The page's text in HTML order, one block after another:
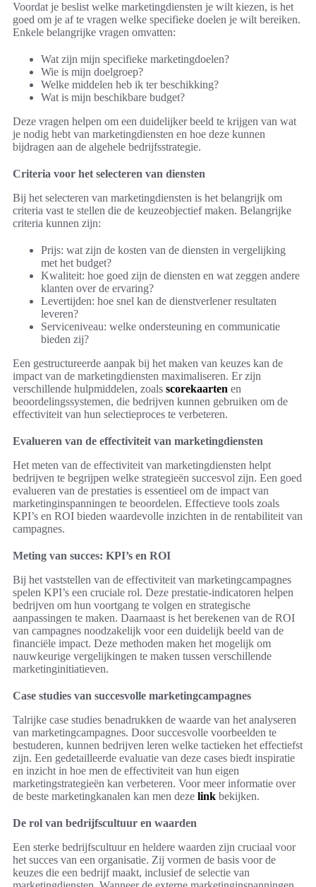
Voordat je beslist welke marketingdiensten je wilt kiezen, is het
goed om je af te vragen welke specifieke doelen je wilt bereiken.
Enkele belangrijke vragen omvatten:
Wat zijn mijn specifieke marketingdoelen?
Wie is mijn doelgroep?
Welke middelen heb ik ter beschikking?
Wat is mijn beschikbare budget?
Deze vragen helpen om een duidelijker beeld te krijgen van wat
je nodig hebt van marketingdiensten en hoe deze kunnen
bijdragen aan de algehele bedrijfsstrategie.
Criteria voor het selecteren van diensten
Bij het selecteren van marketingdiensten is het belangrijk om
criteria vast te stellen die de keuzeobjectief maken. Belangrijke
criteria kunnen zijn:
Prijs: wat zijn de kosten van de diensten in vergelijking
met het budget?
Kwaliteit: hoe goed zijn de diensten en wat zeggen andere
klanten over de ervaring?
Levertijden: hoe snel kan de dienstverlener resultaten
leveren?
Serviceniveau: welke ondersteuning en communicatie
bieden zij?
Een gestructureerde aanpak bij het maken van keuzes kan de
impact van de marketingdiensten maximaliseren. Er zijn
verschillende hulpmiddelen, zoals scorekaarten en
beoordelingssystemen, die bedrijven kunnen gebruiken om de
effectiviteit van hun selectieproces te verbeteren.
Evalueren van de effectiviteit van marketingdiensten
Het meten van de effectiviteit van marketingdiensten helpt
bedrijven te begrijpen welke strategieën succesvol zijn. Een goed
evalueren van de prestaties is essentieel om de impact van
marketinginspanningen te beoordelen. Effectieve tools zoals
KPI’s en ROI bieden waardevolle inzichten in de rentabiliteit van
campagnes.
Meting van succes: KPI’s en ROI
Bij het vaststellen van de effectiviteit van marketingcampagnes
spelen KPI’s een cruciale rol. Deze prestatie-indicatoren helpen
bedrijven om hun voortgang te volgen en strategische
aanpassingen te maken. Daarnaast is het berekenen van de ROI
van campagnes noodzakelijk voor een duidelijk beeld van de
financiële impact. Deze methoden maken het mogelijk om
nauwkeurige vergelijkingen te maken tussen verschillende
marketinginitiatieven.
Case studies van succesvolle marketingcampagnes
Talrijke case studies benadrukken de waarde van het analyseren
van marketingcampagnes. Door succesvolle voorbeelden te
bestuderen, kunnen bedrijven leren welke tactieken het effectiefst
zijn. Een gedetailleerde evaluatie van deze cases biedt inspiratie
en inzicht in hoe men de effectiviteit van hun eigen
marketingstrategieën kan verbeteren. Voor meer informatie over
de beste marketingkanalen kan men deze link bekijken.
De rol van bedrijfscultuur en waarden
Een sterke bedrijfscultuur en heldere waarden zijn cruciaal voor
het succes van een organisatie. Zij vormen de basis voor de
keuzes die een bedrijf maakt, inclusief de selectie van